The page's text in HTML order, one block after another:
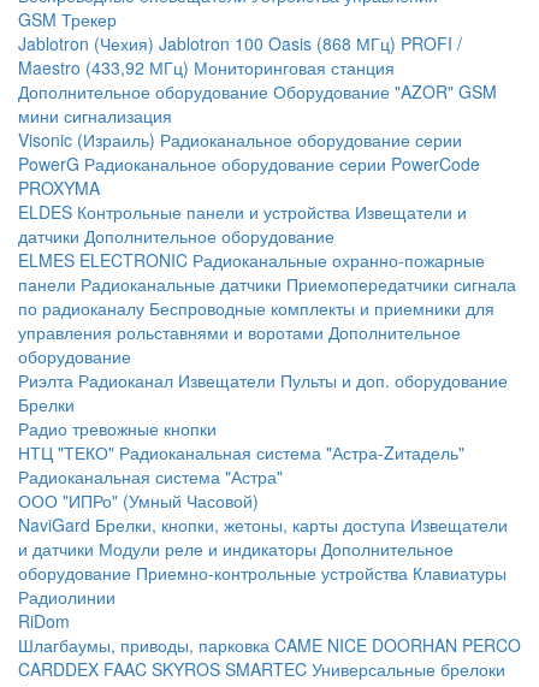
GSM Трекер
Jablotron (Чехия) Jablotron 100 Oasis (868 МГц) PROFI /
Maestro (433,92 МГц) Мониторинговая станция
Дополнительное оборудование Оборудование "AZOR" GSM
мини сигнализация
Visonic (Израиль) Радиоканальное оборудование серии
PowerG Радиоканальное оборудование серии PowerCode
PROXYMA
ELDES Контрольные панели и устройства Извещатели и
датчики Дополнительное оборудование
ELMES ELECTRONIC Радиоканальные охранно-пожарные
панели Радиоканальные датчики Приемопередатчики сигнала
по радиоканалу Беспроводные комплекты и приемники для
управления рольставнями и воротами Дополнительное
оборудование
Риэлта Радиоканал Извещатели Пульты и доп. оборудование
Брелки
Радио тревожные кнопки
НТЦ "ТЕКО" Радиоканальная система "Астра-Zитадель"
Радиоканальная система "Астра"
ООО "ИПРо" (Умный Часовой)
NaviGard Брелки, кнопки, жетоны, карты доступа Извещатели
и датчики Модули реле и индикаторы Дополнительное
оборудование Приемно-контрольные устройства Клавиатуры
Радиолинии
RiDom
Шлагбаумы, приводы, парковка CAME NICE DOORHAN PERCO
CARDDEX FAAC SKYROS SMARTEC Универсальные брелоки